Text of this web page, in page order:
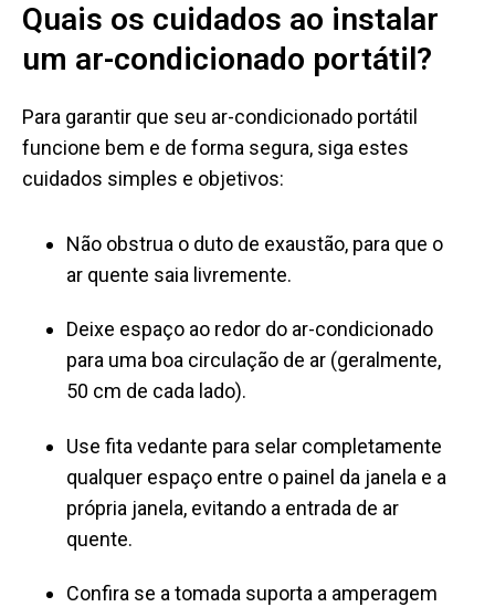
Quais os cuidados ao instalar
um ar-condicionado portátil?
Para garantir que seu ar-condicionado portátil
funcione bem e de forma segura, siga estes
cuidados simples e objetivos:
Não obstrua o duto de exaustão, para que o
ar quente saia livremente.
Deixe espaço ao redor do ar-condicionado
para uma boa circulação de ar (geralmente,
50 cm de cada lado).
Use fita vedante para selar completamente
qualquer espaço entre o painel da janela e a
própria janela, evitando a entrada de ar
quente.
Confira se a tomada suporta a amperagem